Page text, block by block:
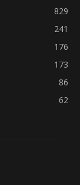
829
241
176
173
86
62